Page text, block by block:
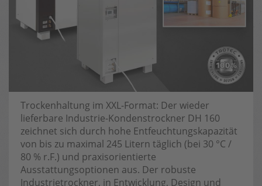
Trockenhaltung im XXL-Format: Der wieder
lieferbare Industrie-Kondenstrockner DH 160
zeichnet sich durch hohe Entfeuchtungskapazität
von bis zu maximal 245 Litern täglich (bei 30 °C /
80 % r.F.) und praxisorientierte
Ausstattungsoptionen aus. Der robuste
Industrietrockner, in Entwicklung, Design und